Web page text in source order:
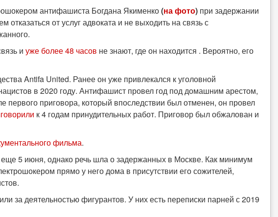
антифашиста Богдана Якименко(на фото) при задержании
от услуг адвоката и не выходить на связь с
и уже более 48 часов не знают, где он находится . Вероятно, его
Antifa United. Ранее он уже привлекался к уголовной
в 2020 году. Антифашист провел год под домашним арестом,
первого приговора, который впоследствии был отменен, он провел
к 4 годам принудительных работ. Приговор был обжалован и
фильма.
еще 5 июня, однако речь шла о задержанных в Москве. Как минимум
прямо у него дома в присутствии его сожителей,
за деятельностью фигурантов. У них есть переписки парней с 2019